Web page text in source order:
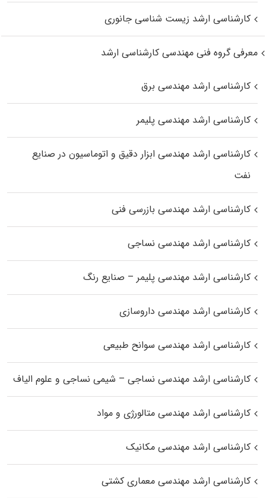
کارشناسی ارشد زیست‌ شناسی جانوری
معرفی گروه فنی مهندسی کارشناسی ارشد
کارشناسی ارشد مهندسی برق
کارشناسی ارشد مهندسی پلیمر
کارشناسی ارشد مهندسی ابزار دقیق و اتوماسیون در صنایع
نفت
کارشناسی ارشد مهندسی بازرسی فنی
کارشناسی ارشد مهندسی نساجی
کارشناسی ارشد مهندسی پلیمر – صنایع رنگ
کارشناسی ارشد مهندسی داروسازی
کارشناسی ارشد مهندسی سوانح طبیعی
کارشناسی ارشد مهندسی نساجی – شیمی نساجی و علوم الیاف
کارشناسی ارشد مهندسی متالورژی و مواد
کارشناسی ارشد مهندسی مکانیک
کارشناسی ارشد مهندسی معماری کشتی